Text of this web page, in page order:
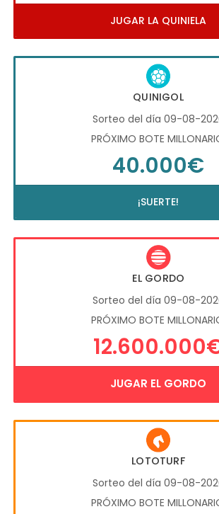
JUGAR LA QUINIELA
QUINIGOL
Sorteo del día 09-08-
PRÓXIMO BOTE
40.000€
¡SUERTE!
EL GORDO
Sorteo del día 09-08-
PRÓXIMO BOTE
JUGAR EL GORDO
LOTOTURF
Sorteo del día 09-08-
PRÓXIMO BOTE